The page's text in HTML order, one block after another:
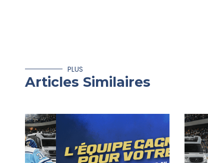
PLUS
Articles Similaires